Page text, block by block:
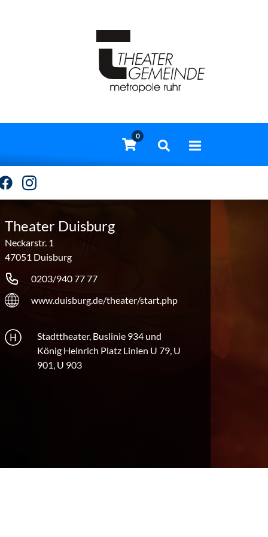
0
Theater Duisburg
Neckarstr. 1
47051 Duisburg
0203/940 77 77
www.duisburg.de/theater/start.php
Stadttheater, Buslinie 934 und
König Heinrich Platz Linien U 79, U
901, U 903